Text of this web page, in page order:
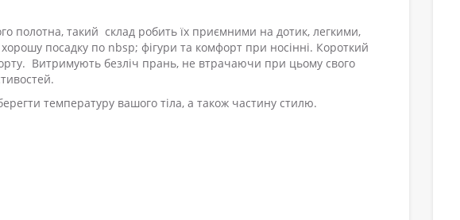
полотна, такий склад робить їх приємними на дотик, легкими,
посадку по nbsp; фігури та комфорт при носінні. Короткий
Витримують безліч прань, не втрачаючи при цьому свого
температуру вашого тіла, а також частину стилю.